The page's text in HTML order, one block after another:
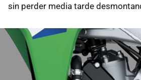
sin perder media tarde